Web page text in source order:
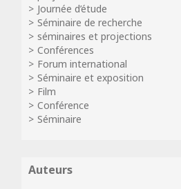
Journée d’étude
Séminaire de recherche
séminaires et projections
Conférences
Forum international
Séminaire et exposition
Film
Conférence
Séminaire
Auteurs